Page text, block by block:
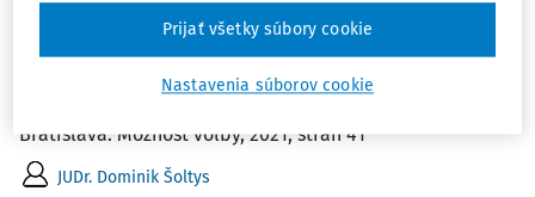
ČLÁNKY
Magdaléna Musilová: Vybraná judikatúra
ESĽP v prípadoch domáceho násilia, ktoré
skončili úmrtím
Bratislava: Možnosť voľby, 2021, strán 41
JUDr. Dominik Šoltys
Nastavenia súborov cookie
Prijať všetky súbory cookie